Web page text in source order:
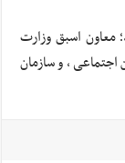
معاون اسبق وزارت
، و سازمان